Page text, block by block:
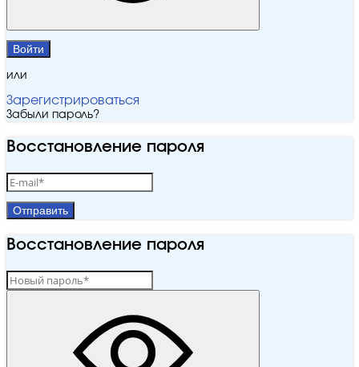
Войти
или
Зарегистрироваться
Забыли пароль?
Восстановление пароля
Отправить
Восстановление пароля